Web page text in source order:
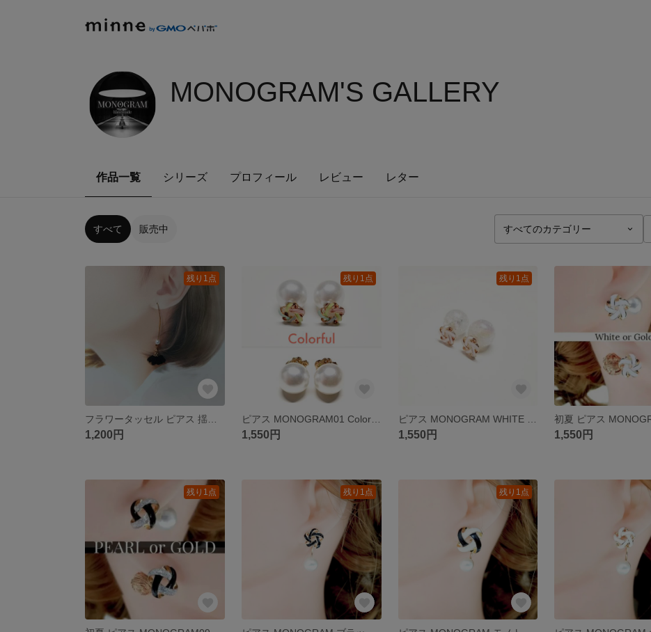
MONOGRAM'S GALLERY
作品一覧 シリーズ プロフィール レビュー レター
すべて 販売中
残り1点
1,200円
残り1点
ピアス MONOGRAM01 Colorful ピアス イヤリング変更可 アレルギー対策 樹脂ピアス 樹脂イヤリング チタン ステンレス
1,550円
残り1点
1,550円 1,550円
残り1点 残り1点 残り1点